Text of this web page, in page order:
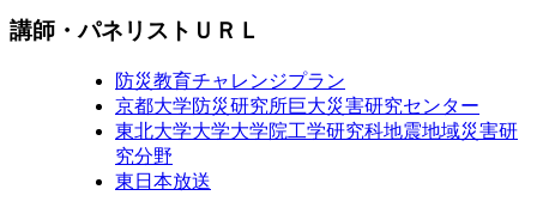
講師・パネリストＵＲＬ
防災教育チャレンジプラン
京都大学防災研究所巨大災害研究センター
東北大学大学大学院工学研究科地震地域災害研
究分野
東日本放送